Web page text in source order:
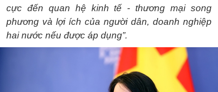
cực đến quan hệ kinh tế - thương mại song
phương và lợi ích của người dân, doanh nghiệp
hai nước nếu được áp dụng”.